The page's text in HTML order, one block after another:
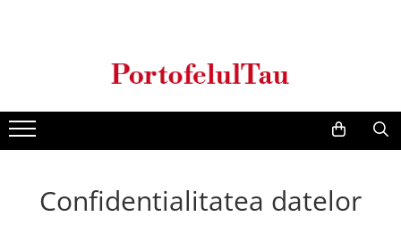
Clutch / Posete Plic
Genti Casual
Genti multifunctionale mamici
Rucsacuri Barbati
Ghiozdane
Curele Barbati
Genti Barbati de Umar
Cadouri pentru femei
Borsete Dama
Confidentialitatea datelor